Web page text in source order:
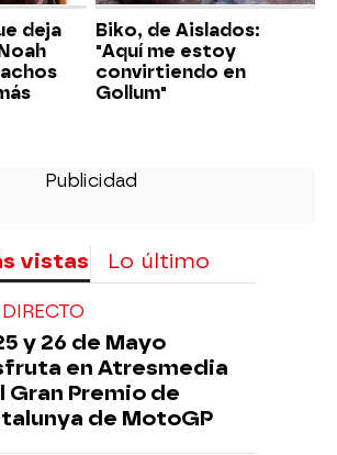
deja
Biko, de Aislados:
"Aquí me estoy
convirtiendo en
Gollum"
vistas Lo último
y 26 de Mayo
en Atresmedia
Gran Premio de
de MotoGP